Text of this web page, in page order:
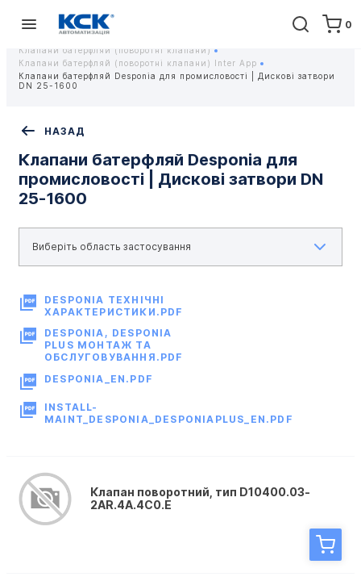
0
Головна
Обладнання
ПРОМИСЛОВА ТРУБОПРОВІДНА АРМАТУРА
Клапани батерфляй (поворотні клапани)
Клапани батерфляй (поворотні клапани) Inter App
Клапани батерфляй Desponia для промисловості | Дискові затвори
DN 25-1600
НАЗАД
Клапани батерфляй Desponia для
промисловості | Дискові затвори DN
25-1600
DESPONIA ТЕХНІЧНІ
ХАРАКТЕРИСТИКИ.PDF
DESPONIA, DESPONIA
PLUS МОНТАЖ ТА
ОБСЛУГОВУВАННЯ.PDF
DESPONIA_EN.PDF
INSTALL-
MAINT_DESPONIA_DESPONIAPLUS_EN.PDF
Клапан поворотний, тип D10400.03-
2AR.4A.4C0.E